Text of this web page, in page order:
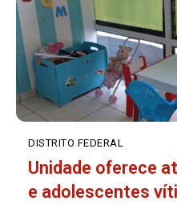
DISTRITO FEDERAL
Unidade oferece
e adolescentes